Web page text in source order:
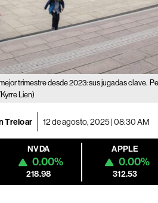
trimestre desde 2023: sus jugadas clave.
Lien)
Treloar 12 de agosto, 2025 | 08:30 AM
NVDA
0.00%
218.98
APPLE
0.00%
312.53